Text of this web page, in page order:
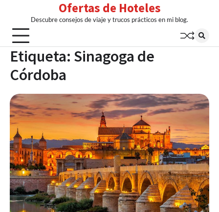
content
Ofertas de Hoteles
Descubre consejos de viaje y trucos prácticos en mi blog.
Etiqueta: Sinagoga de
Córdoba